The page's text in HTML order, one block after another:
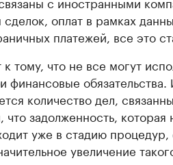
оплат в рамках
платежей, все это
тому, что не все могут
финансовые обязательства.
количество дел,
задолженность, которая
уже в стадию процедур,
увеличение